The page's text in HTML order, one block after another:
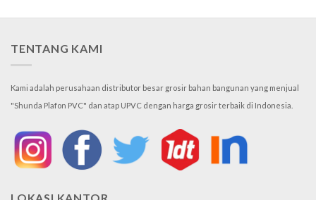
TENTANG KAMI
Kami adalah perusahaan distributor besar grosir bahan bangunan yang menjual
"Shunda Plafon PVC" dan atap UPVC dengan harga grosir terbaik di Indonesia.
LOKASI KANTOR